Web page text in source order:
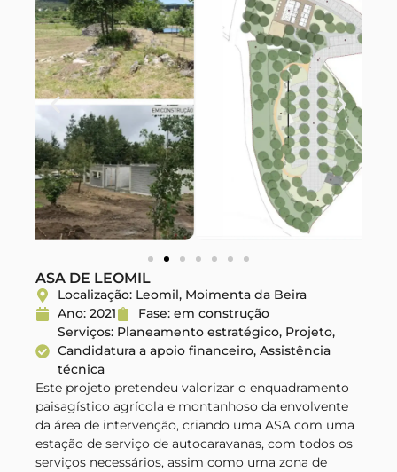
ASA DE LEOMIL
Localização: Leomil, Moimenta da Beira
Ano: 2021
Fase: em construção
Serviços: Planeamento estratégico, Projeto,
Candidatura a apoio financeiro, Assistência
técnica
Este projeto pretendeu valorizar o enquadramento
paisagístico agrícola e montanhoso da envolvente
da área de intervenção, criando uma ASA com uma
estação de serviço de autocaravanas, com todos os
serviços necessários, assim como uma zona de